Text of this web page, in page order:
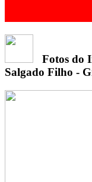
Fotos do
Salgado Filho -